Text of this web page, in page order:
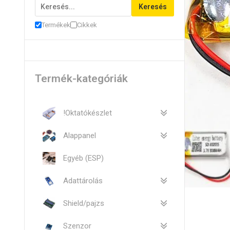
Keresés
Termékek Cikkek
Termék-kategóriák
!Oktatókészlet
Alappanel
Egyéb (ESP)
Adattárolás
Shield/pajzs
Szenzor